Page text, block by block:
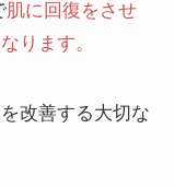
肌に回復をさせ
ります。
改善する大切な